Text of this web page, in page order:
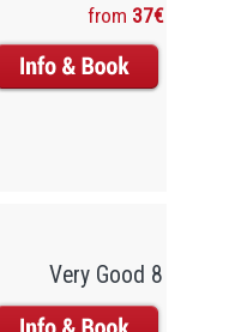
from 37€
Very Good 8